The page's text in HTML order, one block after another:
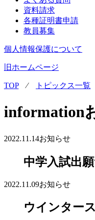
資料請求
各種証明書申請
教員募集
個人情報保護について
旧ホームページ
TOP⁄ トピックス一覧
information
2022.11.14お知らせ
中学入試出
2022.11.09お知らせ
ウインター